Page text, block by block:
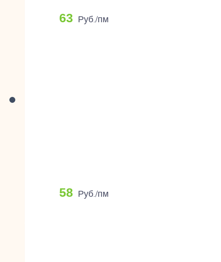
63 Руб./пм
58 Руб./пм